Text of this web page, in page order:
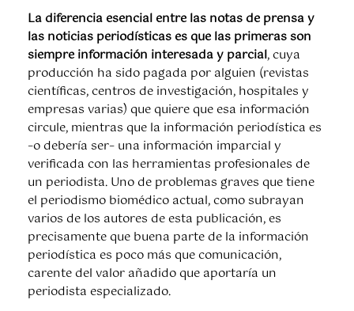
La diferencia esencial entre las notas de prensa y
las noticias periodísticas es que las primeras son
siempre información interesada y parcial, cuya
producción ha sido pagada por alguien (revistas
científicas, centros de investigación, hospitales y
empresas varias) que quiere que esa información
circule, mientras que la información periodística es
–o debería ser– una información imparcial y
verificada con las herramientas profesionales de
un periodista. Uno de problemas graves que tiene
el periodismo biomédico actual, como subrayan
varios de los autores de esta publicación, es
precisamente que buena parte de la información
periodística es poco más que comunicación,
carente del valor añadido que aportaría un
periodista especializado.